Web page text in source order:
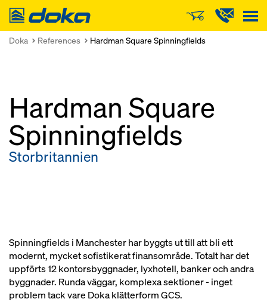
Doka
Doka References Hardman Square Spinningfields
Hardman Square
Spinningfields
Storbritannien
Spinningfields i Manchester har byggts ut till att bli ett
modernt, mycket sofistikerat finansområde. Totalt har det
uppförts 12 kontorsbyggnader, lyxhotell, banker och andra
byggnader. Runda väggar, komplexa sektioner - inget
problem tack vare Doka klätterform GCS.